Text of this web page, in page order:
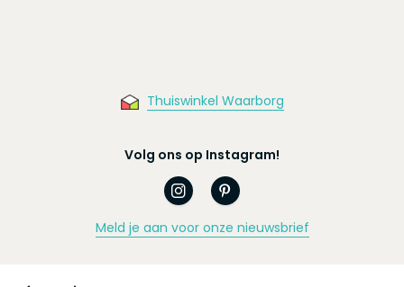
Thuiswinkel Waarborg
Volg ons op Instagram!
Meld je aan voor onze nieuwsbrief